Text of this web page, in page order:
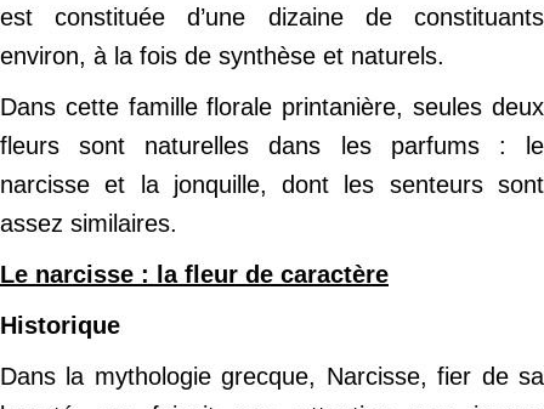
est constituée d’une dizaine de constituants
environ, à la fois de synthèse et naturels.
Dans cette famille florale printanière, seules deux
fleurs sont naturelles dans les parfums : le
narcisse et la jonquille, dont les senteurs sont
assez similaires.
Le narcisse : la fleur de caractère
Historique
Dans la mythologie grecque, Narcisse, fier de sa